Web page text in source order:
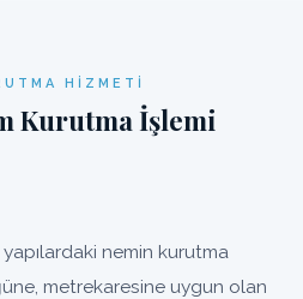
HIZMETI
Kurutma İşlemi
nemin kurutma
metrekaresine uygun olan